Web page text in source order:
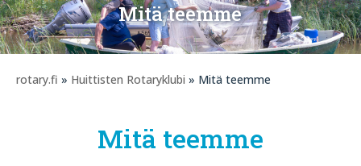
Mitä teemme
rotary.fi » Huittisten Rotaryklubi » Mitä teemme
Mitä teemme